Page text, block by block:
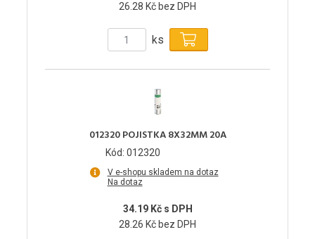
26.28 Kč bez DPH
ks
012320 POJISTKA 8X32MM 20A
Kód: 012320
V e-shopu skladem na dotaz
Na dotaz
34.19 Kč s DPH
28.26 Kč bez DPH